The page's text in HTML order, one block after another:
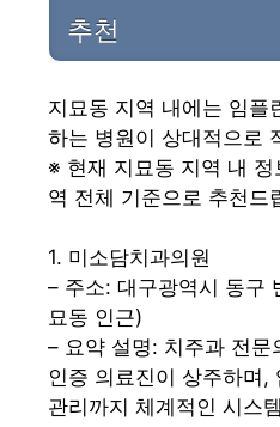
추천
지묘동 지역 내에는 임플
하는 병원이 상대적으로
※ 현재 지묘동 지역 내
역 전체 기준으로 추천드
1. 미소담치과의원
– 주소: 대구광역시 동구
묘동 인근)
– 요약 설명: 치주과 전문
인증 의료진이 상주하며,
관리까지 체계적인 시스